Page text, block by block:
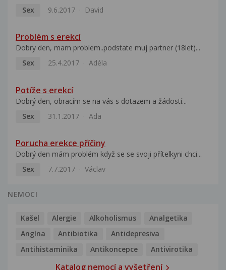
Sex
9.6.2017 David
Problém s erekcí
Dobry den, mam problem..podstate muj partner (18let)...
Sex
25.4.2017 Adéla
Potíže s erekcí
Dobrý den, obracím se na vás s dotazem a žádostí...
Sex
31.1.2017 Ada
Porucha erekce příčiny
Dobrý den mám problém když se se svoji přítelkyni chci...
Sex
7.7.2017 Václav
NEMOCI
Kašel Alergie Alkoholismus
Analgetika
Angína
Antibiotika
Antidepresiva
Antihistaminika
Antikoncepce Antivirotika
Katalog nemocí a vyšetření